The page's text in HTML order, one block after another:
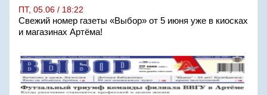
ПТ, 05.06 / 18:22
Свежий номер газеты «Выбор» от 5 июня уже в киосках
и магазинах Артёма!